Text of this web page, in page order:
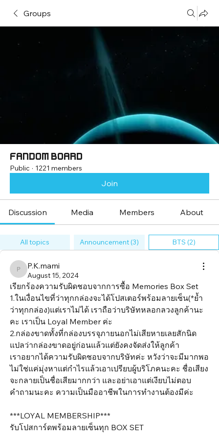
Groups
Fandom Board
Public · 1221 members
Join
Discussion Media Members About
All topics Announcement (3) BTS (2)
P.K.mami
P.K.mami
August 15, 2024
เรียกร้องความรับผิดชอบจากการซื้อ Memories Box Set
1.ในเงื่อนไขที่ว่าทุกกล่องจะได้โปสเตอร์พร้อมลายเซ็น(*ย้ำ
ว่าทุกกล่อง)แต่เราไม่ได้ เราถือว่าบริษัทหลอกลวงลูกค้านะ
คะ เราเป็น Loyal Member ค่ะ
2.กล่องขาดทั้งที่กล่องบรรจุภายนอกไม่เสียหายเลยสักนิด
แปลว่ากล่องขาดอยู่ก่อนแล้วแต่ยังคงจัดส่งให้ลูกค้า
เราอยากได้ความรับผิดชอบจากบริษัทค่ะ หวังว่าจะมีมากพอ
ไม่ใช่แค่มุ่งหาแต่กำไรแล้วเอาเปรียบผู้บริโภคนะคะ ชื่อเสียง
จะกลายเป็นชื่อเสียมากกว่า และอย่าเอาแต่เงียบไม่ตอบ
คำถามนะคะ ความเป็นมืออาชีพในการทำงานต้องมีค่ะ
***LOYAL MEMBERSHIP***
รับโปสการ์ดพร้อมลายเซ็นทุก BOX SET